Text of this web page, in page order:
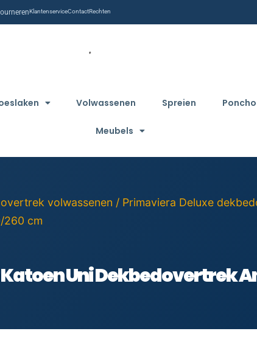
KlantenserviceContactRechten
Volwassenen Spreien Poncho
Meubels
volwassenen / Primaviera Deluxe
260 cm
Uni Dekbedovertrek